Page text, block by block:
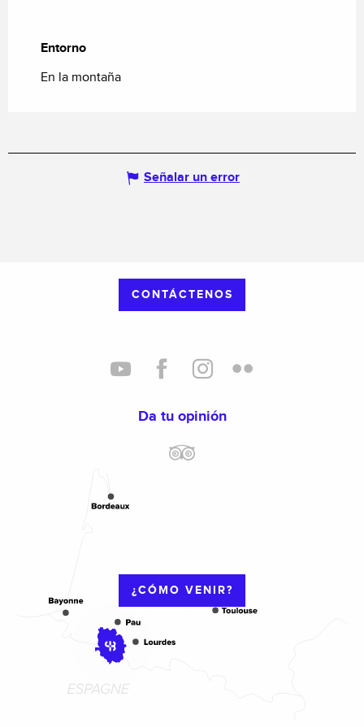
Entorno
Entorno
En la montaña
Señalar un error
CONTÁCTENOS
Da tu opinión
¿CÓMO VENIR?